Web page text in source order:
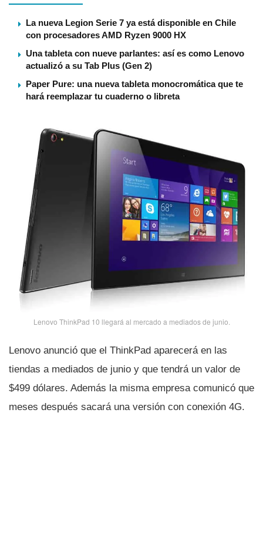
La nueva Legion Serie 7 ya está disponible en Chile
con procesadores AMD Ryzen 9000 HX
Una tableta con nueve parlantes: así es como Lenovo
actualizó a su Tab Plus (Gen 2)
Paper Pure: una nueva tableta monocromática que te
hará reemplazar tu cuaderno o libreta
Lenovo ThinkPad 10 llegará al mercado a mediados de junio.
Lenovo anunció que el ThinkPad aparecerá en las
tiendas a mediados de junio y que tendrá un valor de
$499 dólares. Además la misma empresa comunicó que
meses después sacará una versión con conexión 4G.